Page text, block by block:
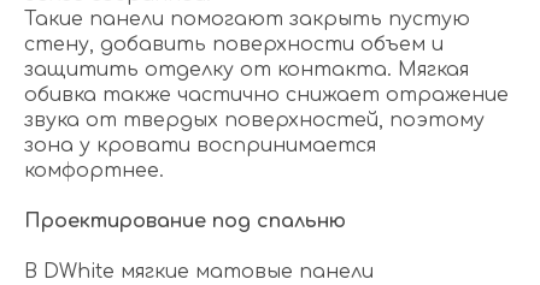
Такие панели помогают закрыть пустую
стену, добавить поверхности объем и
защитить отделку от контакта. Мягкая
обивка также частично снижает отражение
звука от твердых поверхностей, поэтому
зона у кровати воспринимается
комфортнее.
Проектирование под спальню
В DWhite мягкие матовые панели